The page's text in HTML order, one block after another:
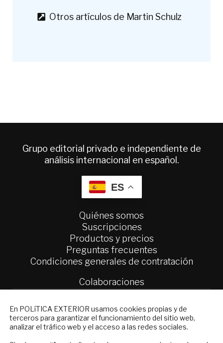
Otros artículos de Martin Schulz
Grupo editorial privado e independiente de
análisis internacional en español.
ES
Quiénes somos
Suscripciones
Productos y precios
Preguntas frecuentes
Condiciones generales de contratación
Colaboraciones
Política Exterior
En POLíTICA EXTERIOR usamos cookies propias y de
terceros para garantizar el funcionamiento del sitio web,
analizar el tráfico web y el acceso a las redes sociales.
NEWSLETTER
Suscríbase a nuestro boletín electrónico y
reciba en su correo el mejor análisis